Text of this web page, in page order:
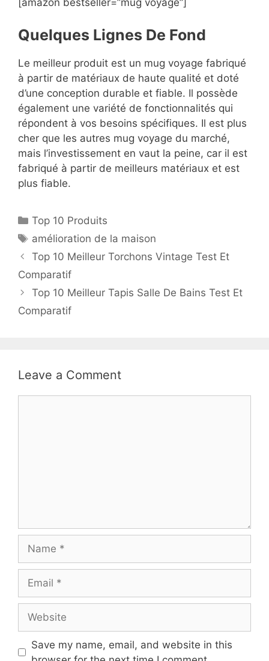
[amazon bestseller=”mug voyage”]
Quelques Lignes De Fond
Le meilleur produit est un mug voyage fabriqué
à partir de matériaux de haute qualité et doté
d’une conception durable et fiable. Il possède
également une variété de fonctionnalités qui
répondent à vos besoins spécifiques. Il est plus
cher que les autres mug voyage du marché,
mais l’investissement en vaut la peine, car il est
fabriqué à partir de meilleurs matériaux et est
plus fiable.
Top 10 Produits
amélioration de la maison
Top 10 Meilleur Torchons Vintage Test Et
Comparatif
Top 10 Meilleur Tapis Salle De Bains Test Et
Comparatif
Leave a Comment
Save my name, email, and website in this